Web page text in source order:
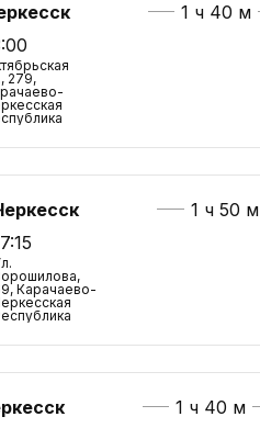
279,
1 ч 40 м
Карачаево-
1 ч 50 м
1 ч 40 м